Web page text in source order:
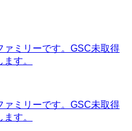
ミリーです。GSC未取得
す。
ミリーです。GSC未取得
す。